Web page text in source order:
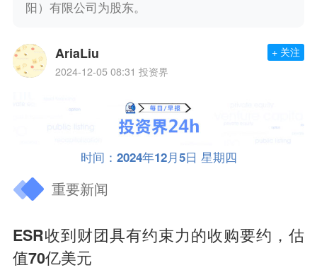
阳）有限公司为股东。
AriaLiu
2024-12-05 08:31 投资界
+ 关注
时间：2024年12月5日 星期四
重要新闻
ESR收到财团具有约束力的收购要约，估
值70亿美元